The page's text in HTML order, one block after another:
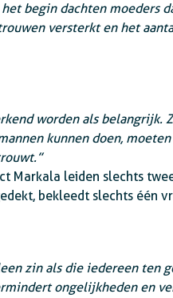
het begin dachten moeders
versterkt en het
worden als belangrijk.
kunnen doen,
Markala leiden slechts
bekleedt slechts één
zin als die iedereen ten
ongelijkheden en